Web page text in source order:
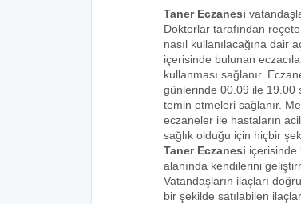
Taner Eczanesi
Doktorlar tarafından
nasıl kullanılacağına dair
içerisinde bulunan
kullanması sağlanır.
günlerinde 00.09 ile 19.00
temin etmeleri sağlanır.
eczaneler ile hastaların
sağlık olduğu için hiçbir
Taner Eczanesi içerisinde
alanında kendilerini
Vatandaşların ilaçları
bir şekilde satılabilen